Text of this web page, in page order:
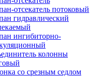
отсекатель потоковый
гидравлический
ингибиторно-
колонны
со срезным седлом